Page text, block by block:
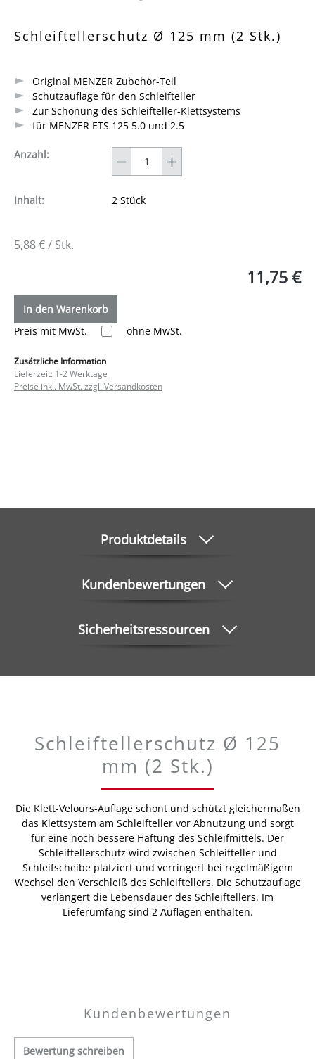
Schleiftellerschutz Ø 125 mm (2 Stk.)
Original MENZER Zubehör-Teil
Schutzauflage für den Schleifteller
Zur Schonung des Schleifteller-Klettsystems
für MENZER ETS 125 5.0 und 2.5
Anzahl:
Inhalt: 2 Stück
5,88 € / Stk.
11,75 €
In den Warenkorb
Preis mit MwSt.
ohne MwSt.
Zusätzliche Information
Lieferzeit: 1-2 Werktage
Preise inkl. MwSt. zzgl. Versandkosten
Produktdetails
Kundenbewertungen
Sicherheitsressourcen
Schleiftellerschutz Ø 125
mm (2 Stk.)
Die Klett-Velours-Auflage schont und schützt gleichermaßen
das Klettsystem am Schleifteller vor Abnutzung und sorgt
für eine noch bessere Haftung des Schleifmittels. Der
Schleiftellerschutz wird zwischen Schleifteller und
Schleifscheibe platziert und verringert bei regelmäßigem
Wechsel den Verschleiß des Schleiftellers. Die Schutzauflage
verlängert die Lebensdauer des Schleiftellers. Im
Lieferumfang sind 2 Auflagen enthalten.
Kundenbewertungen
Bewertung schreiben